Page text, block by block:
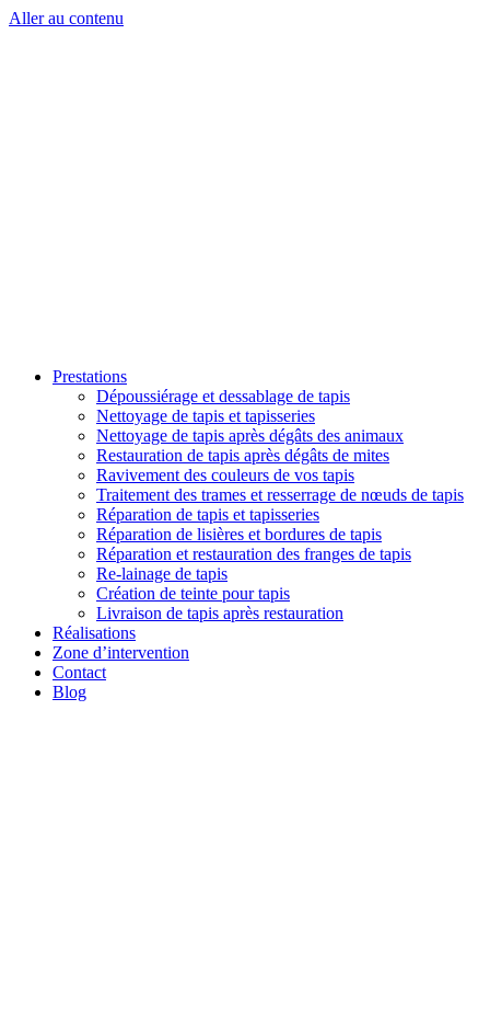
Aller au contenu
Prestations
Dépoussiérage et dessablage de tapis
Nettoyage de tapis et tapisseries
Nettoyage de tapis après dégâts des animaux
Restauration de tapis après dégâts de mites
Ravivement des couleurs de vos tapis
Traitement des trames et resserrage de nœuds de tapis
Réparation de tapis et tapisseries
Réparation de lisières et bordures de tapis
Réparation et restauration des franges de tapis
Re-lainage de tapis
Création de teinte pour tapis
Livraison de tapis après restauration
Réalisations
Zone d’intervention
Contact
Blog